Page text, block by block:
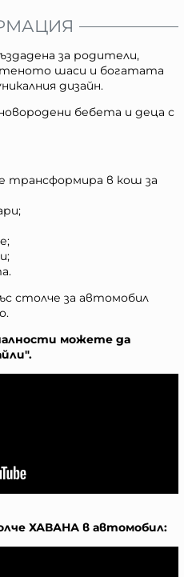
за родители,
шаси и богатата
дизайн.
бебета и деца с
трансформира в кош за
столче за автомобил
можете да
ХАВАНА в автомобил: